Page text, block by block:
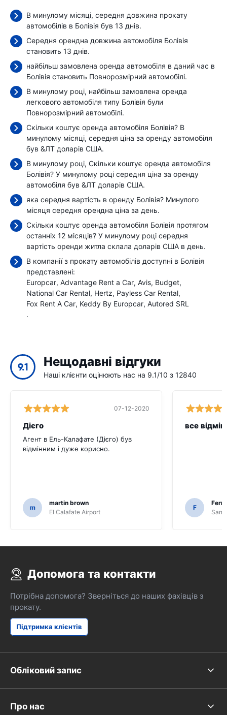
В минулому місяці, середня довжина прокату
автомобілів в Болівія був 13 днів.
Середня орендна довжина автомобіля Болівія
становить 13 днів.
найбільш замовлена оренда автомобіля в даний час в
Болівія становить Повнорозмірний автомобілі.
В минулому році, найбільш замовлена оренда
легкового автомобіля типу Болівія були
Повнорозмірний автомобілі.
Скільки коштує оренда автомобіля Болівія? В
минулому місяці, середня ціна за оренду автомобіля
був &ЛТ доларів США.
В минулому році, Скільки коштує оренда автомобіля
Болівія? У минулому році середня ціна за оренду
автомобіля був &ЛТ доларів США.
яка середня вартість в оренду Болівія? Минулого
місяця середня орендна ціна за день.
Скільки коштує оренда автомобіля Болівія протягом
останніх 12 місяців? У минулому році середня
вартість оренди житла склала доларів США в день.
В компанії з прокату автомобілів доступні в Болівія
представлені:
Europcar Advantage Rent a Car Avis Budget
National Car Rental Hertz Payless Car Rental
Fox Rent A Car Keddy By Europcar Autored SRL
.
9.1 Нещодавні відгуки
Наші клієнти оцінюють нас на 9.1/10 з 12840
07-12-2020
Дієго
Агент в Ель-Калафате (Дієго) був
відмінним і дуже корисно.
m
martin brown
El Calafate Airport
все
F
Допомога та контакти
Потрібна допомога? Зверніться до наших фахівців з
прокату.
Підтримка клієнтів
Обліковий запис
Про нас